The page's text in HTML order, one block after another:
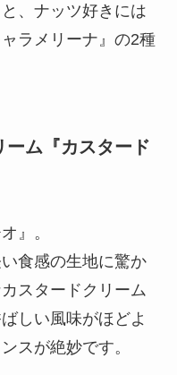
、ナッツ好きには
ラメリーナ』の2種
ーム『カスタード
』。
食感の生地に驚か
スタードクリーム
しい風味がほどよ
スが絶妙です。